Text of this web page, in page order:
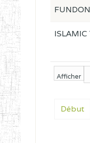
Afficher
Début
ISLAMIC